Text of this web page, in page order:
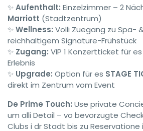
✨Aufenthalt: Einzelzimmer – 2
Marriott (Stadtzentrum)
✨Wellness: Volli Zuegang zu Spa-
reichhaltigem Signature-Frühstück
✨ Zugang: VIP 1 Konzertticket für
Erlebnis
✨ Upgrade: Option für es STAGE
direkt im Zentrum vom Event
De Prime Touch: Üse private
um alli Detail – vo bevorzugte
Clubs i dr Stadt bis zu Reservatione